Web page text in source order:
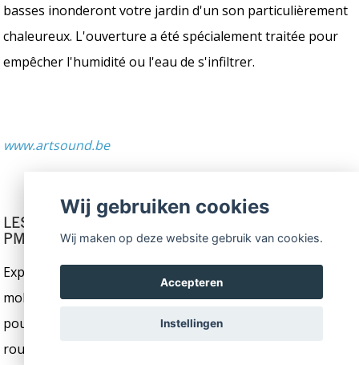
basses inonderont votre jardin d'un son particulièrement
chaleureux. L'ouverture a été spécialement traitée pour
empêcher l'humidité ou l'eau de s'infiltrer.
www.artsound.be
LES PLAISIRS DE LA PISCINE ACCESSIBLES AUX
PMR
Expert en solutions d'accessibilité pour les personnes à
mobilité réduite, AXSOL propose de nombreux dispositifs
pour faciliter l'accès à la piscine des personnes en fauteuil
roulant. Leurs élévateurs de piscine portables et fixes
Wij gebruiken cookies
Wij maken op deze website gebruik van cookies.
Accepteren
Instellingen